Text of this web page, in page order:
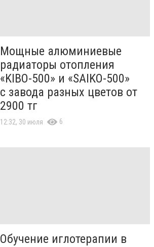
Мощные алюминиевые
радиаторы отопления
«KIBO-500» и «SAIKO-500»
с завода разных цветов от
2900 тг
12:32, 30 июля 6
Обучение иглотерапии в